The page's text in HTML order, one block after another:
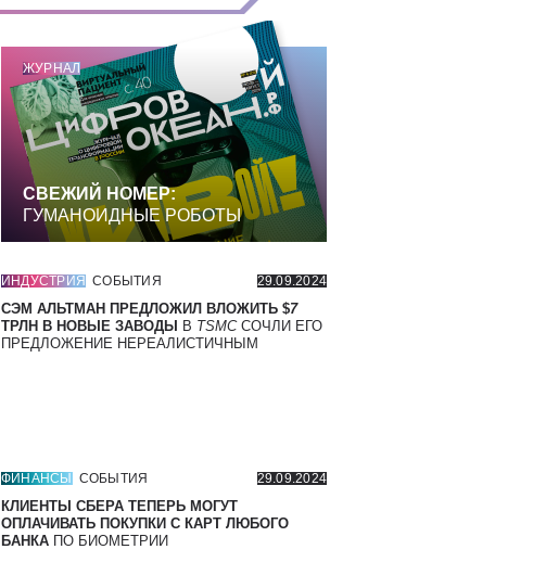
ЖУРНАЛ
СВЕЖИЙ НОМЕР:
ГУМАНОИДНЫЕ РОБОТЫ
ИНДУСТРИЯ СОБЫТИЯ 29.09.2024
СЭМ АЛЬТМАН ПРЕДЛОЖИЛ ВЛОЖИТЬ $7
ТРЛН В НОВЫЕ ЗАВОДЫ
В TSMC СОЧЛИ ЕГО
ПРЕДЛОЖЕНИЕ НЕРЕАЛИСТИЧНЫМ
ФИНАНСЫ СОБЫТИЯ 29.09.2024
КЛИЕНТЫ СБЕРА ТЕПЕРЬ МОГУТ
ОПЛАЧИВАТЬ ПОКУПКИ С КАРТ ЛЮБОГО
БАНКА ПО БИОМЕТРИИ